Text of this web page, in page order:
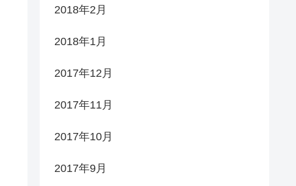
2018年2月
2018年1月
2017年12月
2017年11月
2017年10月
2017年9月